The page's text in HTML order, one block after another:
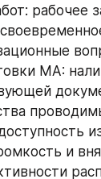
рабочее
МА:
и